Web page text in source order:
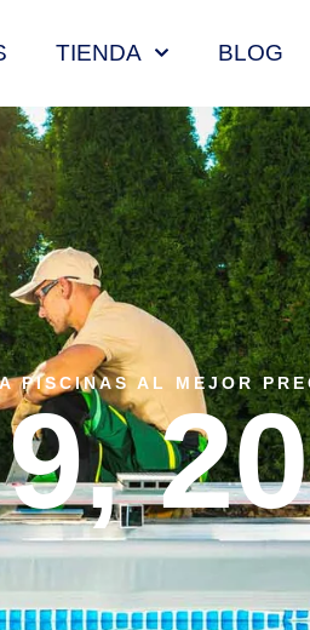
TIENDA BLOG
PISCINAS AL MEJOR